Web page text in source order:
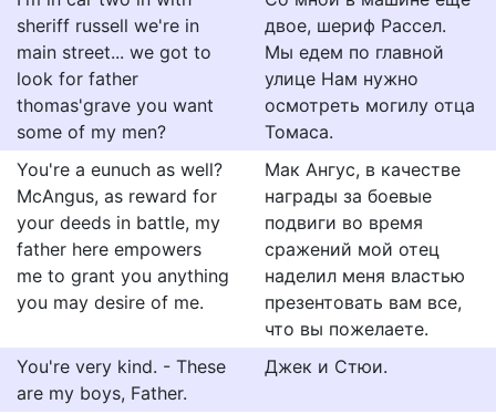
sheriff russell we're in
main street... we got to
look for father
thomas'grave you want
some of my men?
двое, шериф Рассел.
Мы едем по главной
улице Нам нужно
осмотреть могилу отца
Томаса.
You're a eunuch as well?
McAngus, as reward for
your deeds in battle, my
father here empowers
me to grant you anything
you may desire of me.
Мак Ангус, в качестве
награды за боевые
подвиги во время
сражений мой отец
наделил меня властью
презентовать вам все,
что вы пожелаете.
You're very kind. - These
are my boys, Father.
Джек и Стюи.